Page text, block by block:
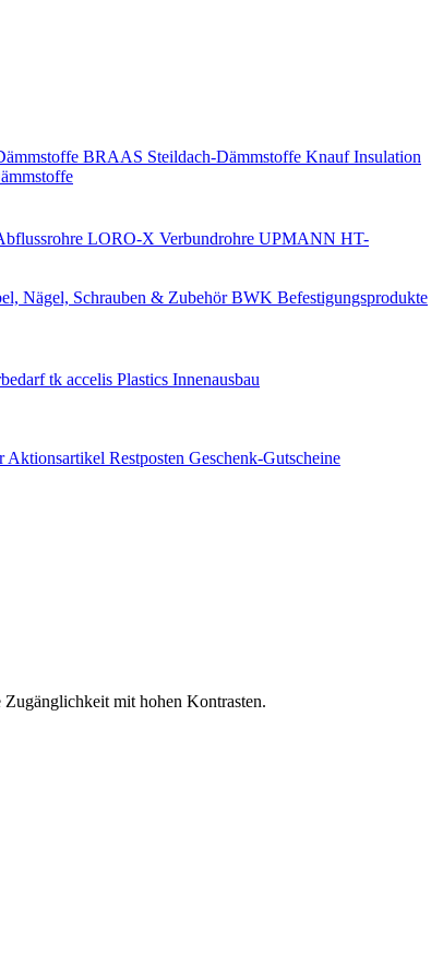
BRAAS Steildach-Dämmstoffe Knauf Insulation
LORO-X Verbundrohre UPMANN HT-
Nägel, Schrauben & ZubehörBWK Befestigungsprodukte
tk accelis Plastics Innenausbau
Aktionsartikel Restposten Geschenk-Gutscheine
Zugänglichkeit mit hohen Kontrasten.